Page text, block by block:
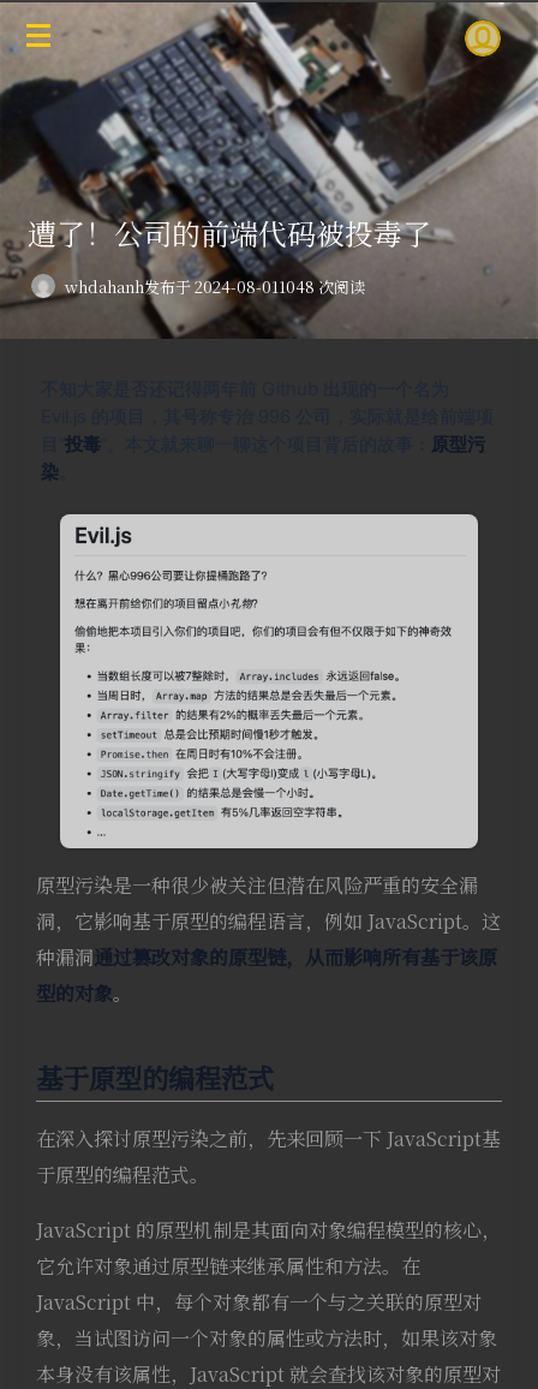
遭了！公司的前端代码被投毒了
whdahanh发布于 2024-08-011048 次阅读
投毒”。本文就来聊一聊这个项目背后的故事： 原型污
染
原型污染是一种很少被关注但潜在风险严重的安全漏
洞，它影响基于原型的编程语言，例如 JavaScript。这
种漏洞通过篡改对象的原型链，从而影响所有基于该原
型的对象。
基于原型的编程范式
在深入探讨原型污染之前，先来回顾一下 JavaScript基
于原型的编程范式。
JavaScript 的原型机制是其面向对象编程模型的核心，
它允许对象通过原型链来继承属性和方法。在
JavaScript 中，每个对象都有一个与之关联的原型对
象，当试图访问一个对象的属性或方法时，如果该对象
本身没有该属性，JavaScript 就会查找该对象的原型对